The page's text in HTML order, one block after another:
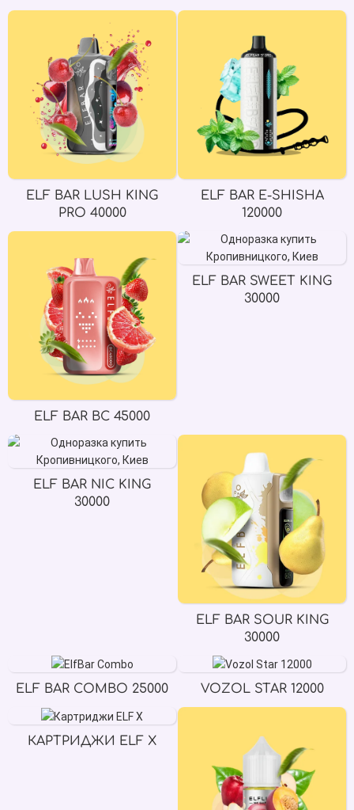
ELF BAR LUSH KING
PRO 40000
ELF BAR E-SHISHA
120000
ELF BAR BC 45000
ELF BAR SWEET KING
30000
ELF BAR NIC KING
30000
ELF BAR SOUR KING
30000
ELF BAR COMBO 25000 VOZOL STAR 12000
КАРТРИДЖИ ELF X